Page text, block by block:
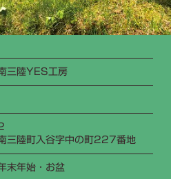
三陸YES工房
三陸町入谷字中の町227番地
末年始・お盆